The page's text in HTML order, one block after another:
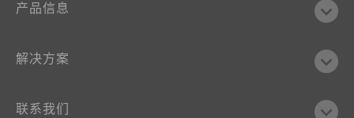
产品信息
解决方案
联系我们